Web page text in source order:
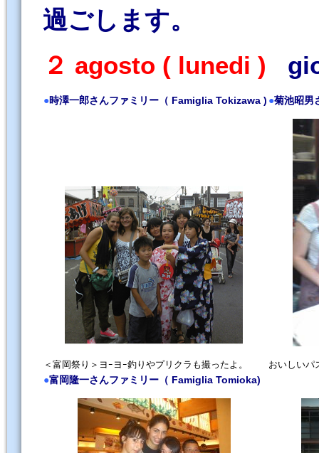
過ごします。
２ agosto ( lunedi )
●時澤一郎さんファミリー（ Famiglia Tokizawa ) ●菊池昭男
＜富岡祭り＞ヨｰヨｰ釣りやプリクラも撮ったよ。 おいしいパ
●富岡隆一さんファミリー（ Famiglia Tomioka)